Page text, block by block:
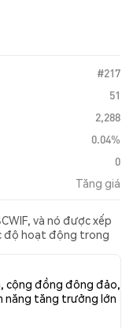
#217
51
2,288
0.04%
0
Tăng giá
và nó được xếp
độ hoạt động trong
Cuối cùng, có 0
Twitter, 25.05%
so với 8.32% tweet
tweet có cảm
dựa trên 2283
cộng đồng đông đảo,
năng tăng trưởng lớn